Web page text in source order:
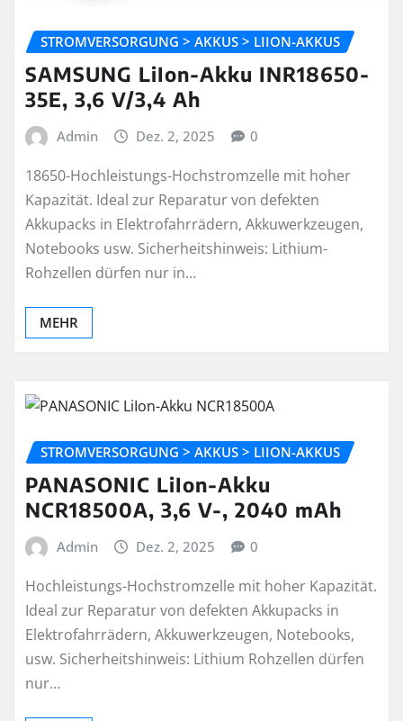
STROMVERSORGUNG > AKKUS > LIION-AKKUS
SAMSUNG LiIon-Akku INR18650-
35E, 3,6 V/3,4 Ah
Admin Dez. 2, 2025 0
18650-Hochleistungs-Hochstromzelle mit hoher
Kapazität. Ideal zur Reparatur von defekten
Akkupacks in Elektrofahrrädern, Akkuwerkzeugen,
Notebooks usw. Sicherheitshinweis: Lithium-
Rohzellen dürfen nur in…
MEHR
STROMVERSORGUNG > AKKUS > LIION-AKKUS
PANASONIC LiIon-Akku
NCR18500A, 3,6 V-, 2040 mAh
Admin Dez. 2, 2025 0
Hochleistungs-Hochstromzelle mit hoher Kapazität.
Ideal zur Reparatur von defekten Akkupacks in
Elektrofahrrädern, Akkuwerkzeugen, Notebooks,
usw. Sicherheitshinweis: Lithium Rohzellen dürfen
nur…